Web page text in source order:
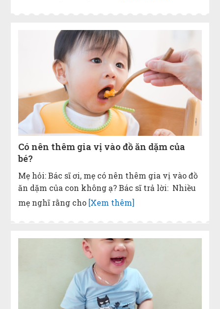
Có nên thêm gia vị vào đồ ăn dặm của
bé?
Mẹ hỏi: Bác sĩ ơi, mẹ có nên thêm gia vị vào đồ
ăn dặm của con không ạ? Bác sĩ trả lời: Nhiều
mẹ nghĩ rằng cho [Xem thêm]